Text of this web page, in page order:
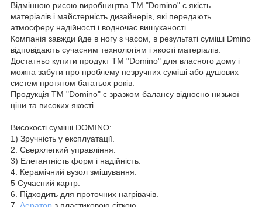
Відмінною рисою виробництва ТМ "Domino" є якість
матеріалів і майстерність дизайнерів, які передають
атмосферу надійності і водночас вишуканості.
Компанія завжди йде в ногу з часом, в результаті суміші Dmino
відповідають сучасним технологіям і якості матеріалів.
Достатньо купити продукт ТМ "Domino" для власного дому і
можна забути про проблему незручних суміші або душових
систем протягом багатьох років.
Продукція ТМ "Domino" є зразком балансу відносно низької
ціни та високих якості.
Високості суміші DOMINO:
1) Зручність у експлуатації.
2. Сверхлегкий управління.
3) Елегантність форм і надійність.
4. Керамічний вузол змішування.
5 Сучасний картр.
6. Підходить для проточних нагрівачів.